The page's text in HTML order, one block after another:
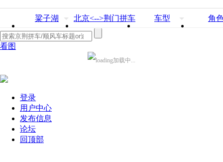
粱子湖 北京<-->荆门拼车 车型 角
看图
加载中...
登录
用户中心
发布信息
论坛
回顶部